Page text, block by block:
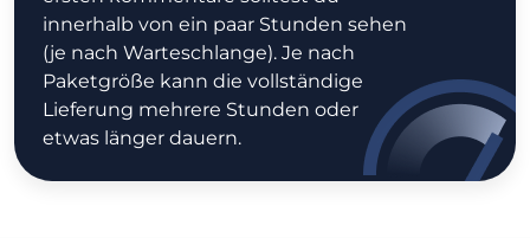
innerhalb von ein paar Stunden sehen
(je nach Warteschlange). Je nach
Paketgröße kann die vollständige
Lieferung mehrere Stunden oder
etwas länger dauern.